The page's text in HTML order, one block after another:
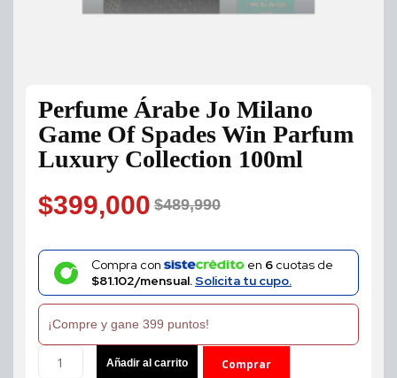
Perfume Árabe Jo Milano
Game Of Spades Win Parfum
Luxury Collection 100ml
$489,990
Original
price
was:
$489,990.
$399,000
Current
price
is:
$399,000.
Compra con en 6cuotas de
$81.102/mensual.Solicita tu cupo.
¡Compre y gane 399 puntos!
Árabe
Añadir al carrito Comprar